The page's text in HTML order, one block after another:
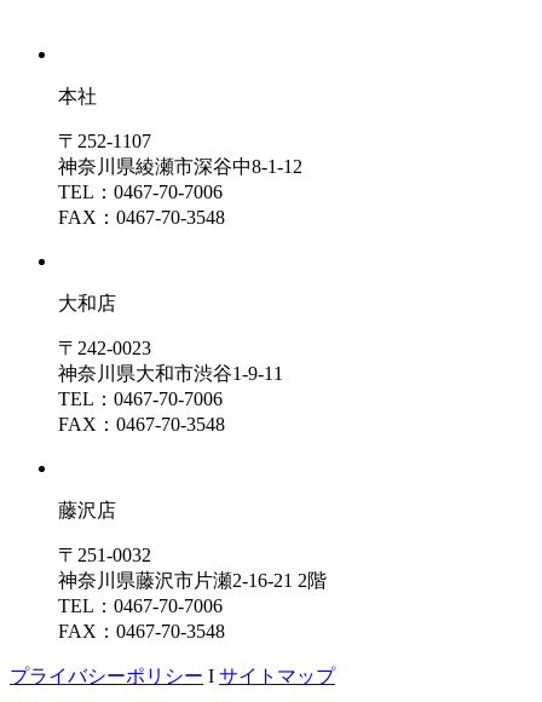
本社
〒252-1107
神奈川県綾瀬市深谷中8-1-12
TEL：0467-70-7006
FAX：0467-70-3548
大和店
〒242-0023
神奈川県大和市渋谷1-9-11
TEL：0467-70-7006
FAX：0467-70-3548
藤沢店
〒251-0032
神奈川県藤沢市片瀬2-16-21 2階
TEL：0467-70-7006
FAX：0467-70-3548
プライバシーポリシー I サイトマップ